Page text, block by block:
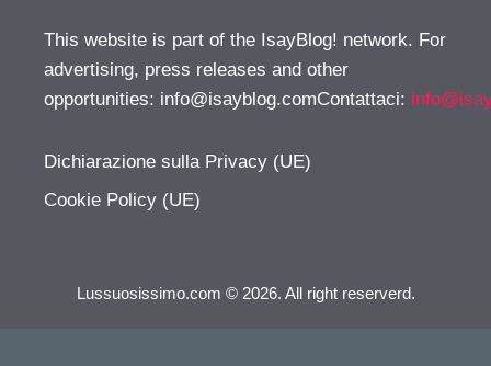
This website is part of the IsayBlog! network. For
advertising, press releases and other
opportunities: info@isayblog.comContattaci:
Dichiarazione sulla Privacy (UE)
Cookie Policy (UE)
Lussuosissimo.com © 2026. All right reserverd.